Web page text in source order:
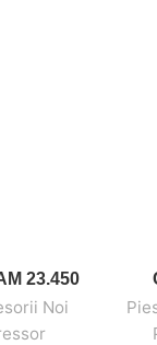
23.450
Noi